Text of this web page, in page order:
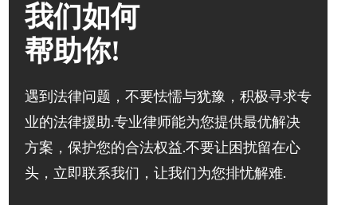
我们如何
帮助你!
遇到法律问题，不要怯懦与犹豫，积极寻求专
业的法律援助.专业律师能为您提供最优解决
方案，保护您的合法权益.不要让困扰留在心
头，立即联系我们，让我们为您排忧解难.